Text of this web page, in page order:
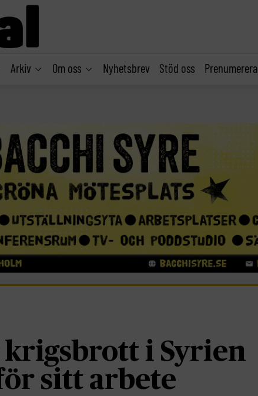
Arkiv Om oss Nyhetsbrev Stöd oss Prenumerera
krigsbrott i Syrien
sitt arbete